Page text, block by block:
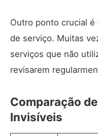
Outro ponto crucial
de serviço. Muitas
serviços que não
revisarem
Comparação
Invisíveis